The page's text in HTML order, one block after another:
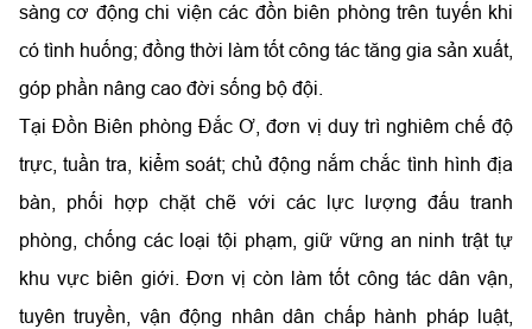
sàng cơ động chi viện các đồn biên phòng trên tuyến khi
có tình huống; đồng thời làm tốt công tác tăng gia sản xuất,
góp phần nâng cao đời sống bộ đội.
Tại Đồn Biên phòng Đắc Ơ, đơn vị duy trì nghiêm chế độ
trực, tuần tra, kiểm soát; chủ động nắm chắc tình hình địa
bàn, phối hợp chặt chẽ với các lực lượng đấu tranh
phòng, chống các loại tội phạm, giữ vững an ninh trật tự
khu vực biên giới. Đơn vị còn làm tốt công tác dân vận,
tuyên truyền, vận động nhân dân chấp hành pháp luật,